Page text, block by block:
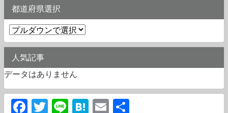
都道府県選択
人気記事
データはありません
Facebook
Twitter
LineHatena
Email